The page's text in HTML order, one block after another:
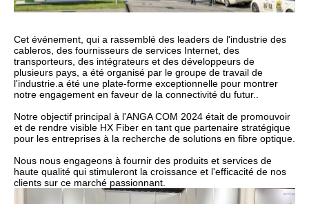
Cet événement, qui a rassemblé des leaders de l'industrie des
cableros, des fournisseurs de services Internet, des
transporteurs, des intégrateurs et des développeurs de
plusieurs pays, a été organisé par le groupe de travail de
l'industrie.a été une plate-forme exceptionnelle pour montrer
notre engagement en faveur de la connectivité du futur..
Notre objectif principal à l'ANGA COM 2024 était de promouvoir
et de rendre visible HX Fiber en tant que partenaire stratégique
pour les entreprises à la recherche de solutions en fibre optique.
Nous nous engageons à fournir des produits et services de
haute qualité qui stimuleront la croissance et l'efficacité de nos
clients sur ce marché passionnant.